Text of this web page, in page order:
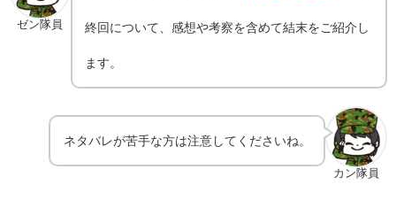
ゼン隊員 終回について、感想や考察を含めて結末をご紹介し
ます。
カン隊員
ネタバレが苦手な方は注意してくださいね。